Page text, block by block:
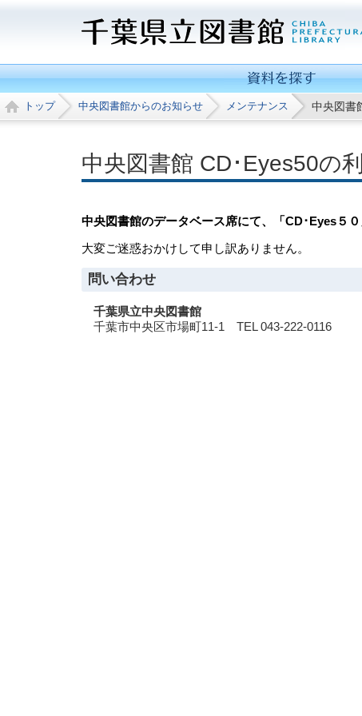
トップ 中央図書館からのお知らせ メンテナンス 中央図書
中央図書館 CD･Eyes50の
中央図書館のデータベース席にて、「CD･Eyes５
大変ご迷惑おかけして申し訳ありません。
問い合わせ
千葉県立中央図書館
千葉市中央区市場町11-1 TEL043-222-0116